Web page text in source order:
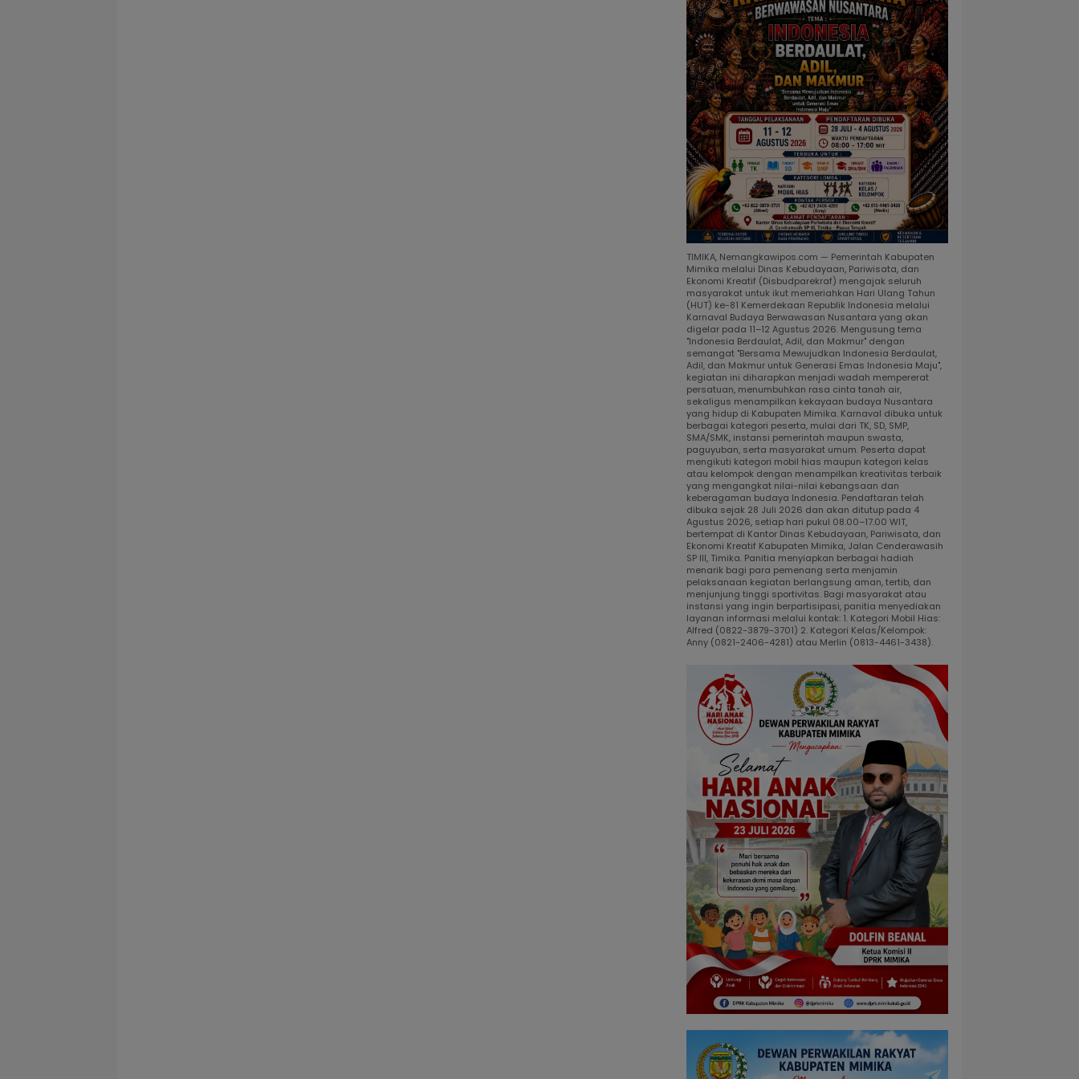
TIMIKA, Nemangkawipos.com — Pemerintah Kabupaten
Mimika melalui Dinas Kebudayaan, Pariwisata, dan
Ekonomi Kreatif (Disbudparekraf) mengajak seluruh
masyarakat untuk ikut memeriahkan Hari Ulang Tahun
(HUT) ke-81 Kemerdekaan Republik Indonesia melalui
Karnaval Budaya Berwawasan Nusantara yang akan
digelar pada 11–12 Agustus 2026. Mengusung tema
"Indonesia Berdaulat, Adil, dan Makmur" dengan
semangat "Bersama Mewujudkan Indonesia Berdaulat,
Adil, dan Makmur untuk Generasi Emas Indonesia Maju",
kegiatan ini diharapkan menjadi wadah mempererat
persatuan, menumbuhkan rasa cinta tanah air,
sekaligus menampilkan kekayaan budaya Nusantara
yang hidup di Kabupaten Mimika. Karnaval dibuka untuk
berbagai kategori peserta, mulai dari TK, SD, SMP,
SMA/SMK, instansi pemerintah maupun swasta,
paguyuban, serta masyarakat umum. Peserta dapat
mengikuti kategori mobil hias maupun kategori kelas
atau kelompok dengan menampilkan kreativitas terbaik
yang mengangkat nilai-nilai kebangsaan dan
keberagaman budaya Indonesia. Pendaftaran telah
dibuka sejak 28 Juli 2026 dan akan ditutup pada 4
Agustus 2026, setiap hari pukul 08.00–17.00 WIT,
bertempat di Kantor Dinas Kebudayaan, Pariwisata, dan
Ekonomi Kreatif Kabupaten Mimika, Jalan Cenderawasih
SP III, Timika. Panitia menyiapkan berbagai hadiah
menarik bagi para pemenang serta menjamin
pelaksanaan kegiatan berlangsung aman, tertib, dan
menjunjung tinggi sportivitas. Bagi masyarakat atau
instansi yang ingin berpartisipasi, panitia menyediakan
layanan informasi melalui kontak: 1. Kategori Mobil Hias:
Alfred (0822-3879-3701) 2. Kategori Kelas/Kelompok:
Anny (0821-2406-4281) atau Merlin (0813-4461-3438).